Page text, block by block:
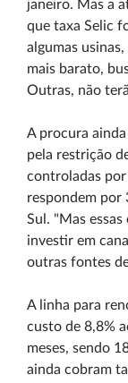
janeiro. Mas a
que taxa Selic
algumas
mais barato,
Outras, não
A procura
pela restrição
controladas
respondem por
Sul. "Mas
investir em
outras fontes
A linha para
custo de 8,8%
meses, sendo
ainda cobram